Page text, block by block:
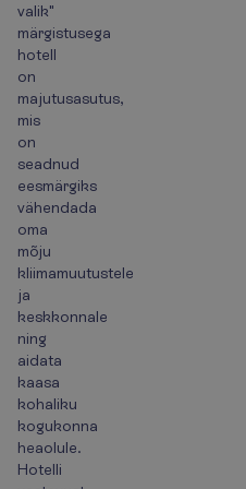
valik"
märgistusega
hotell
on
majutusasutus,
mis
on
seadnud
eesmärgiks
vähendada
oma
mõju
kliimamuutustele
ja
keskkonnale
ning
aidata
kaasa
kohaliku
kogukonna
heaolule.
Hotelli